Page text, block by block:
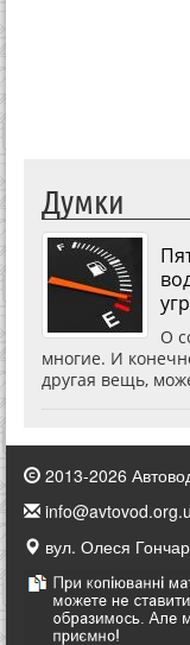
Думки
О
многие. И
другая вещь,
2013-2026
вул. Олеся